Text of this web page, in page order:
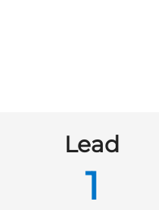
Lead
1